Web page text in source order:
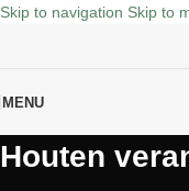
Skip to navigation Skip to
MENU
Houten